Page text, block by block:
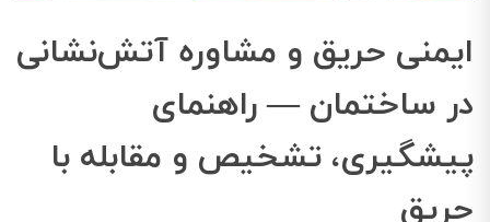
ایمنی حریق و مشاوره آتش‌نشانی
در ساختمان — راهنمای
پیشگیری، تشخیص و مقابله با
حریق